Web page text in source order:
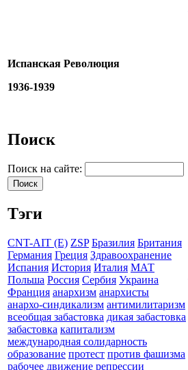
Испанская Революция
1936-1939
Поиск
Поиск на сайте:
Тэги
CNT-AIT (E) ZSP Бразилия Британия
Германия Греция Здравоохранение
Испания История Италия МАТ
Польша Россия Сербия Украина
Франция анархизм анархисты
анархо-синдикализм антимилитаризм
всеобщая забастовка дикая забастовка
забастовка капитализм
международная солидарность
образование протест против фашизма
рабочее движение репрессии